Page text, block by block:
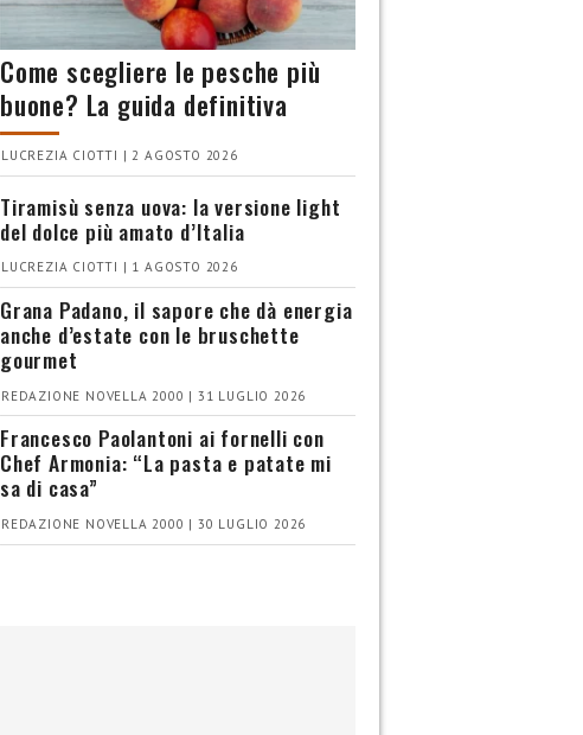
Come scegliere le pesche più
buone? La guida definitiva
LUCREZIA CIOTTI | 2 AGOSTO 2026
Tiramisù senza uova: la versione light
del dolce più amato d’Italia
LUCREZIA CIOTTI | 1 AGOSTO 2026
Grana Padano, il sapore che dà energia
anche d’estate con le bruschette
gourmet
REDAZIONE NOVELLA 2000 | 31 LUGLIO 2026
Francesco Paolantoni ai fornelli con
Chef Armonia: “La pasta e patate mi
sa di casa”
REDAZIONE NOVELLA 2000 | 30 LUGLIO 2026